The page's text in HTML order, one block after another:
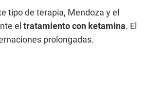
tipo de terapia, Mendoza y el
el tratamiento con ketamina. El
prolongadas.